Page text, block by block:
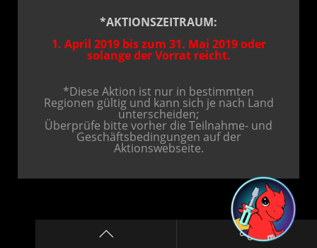
*AKTIONSZEITRAUM:
1. April 2019 bis zum 31. Mai 2019 oder
solange der Vorrat reicht.
*Diese Aktion ist nur in bestimmten
Regionen gültig und kann sich je nach Land
unterscheiden;
Überprüfe bitte vorher die Teilnahme- und
Geschäftsbedingungen auf der
Aktionswebseite.